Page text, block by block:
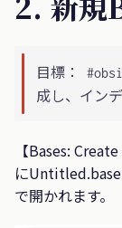
目標：
成し、イン
【Bases:
に
で開かれます。